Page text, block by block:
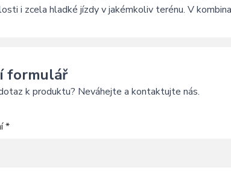
i zcela hladké jízdy v jakémkoliv terénu. V
formulář
k produktu? Neváhejte a kontaktujte nás.
*